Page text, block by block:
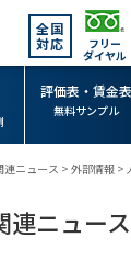
全国
対応
フリー
ダイヤル
評価表・賃金表
無料サンプル
連ニュース > 外部情報 >
連ニュース